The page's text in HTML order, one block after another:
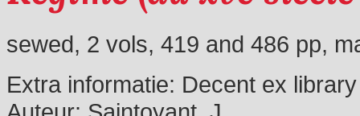
sewed, 2 vols, 419 and 486 pp,
Extra informatie: Decent ex